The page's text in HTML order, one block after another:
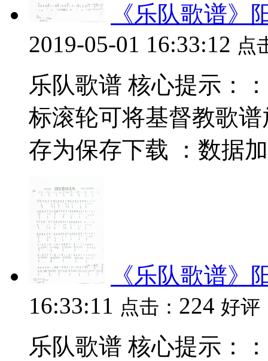
《乐队歌谱》
2019-05-01 16:33:12 点
乐队歌谱 核心提示：
标滚轮可将基督教歌
存为保存下载 ：数据
《乐队歌谱》
16:33:11 点击： 224 好评
乐队歌谱 核心提示：